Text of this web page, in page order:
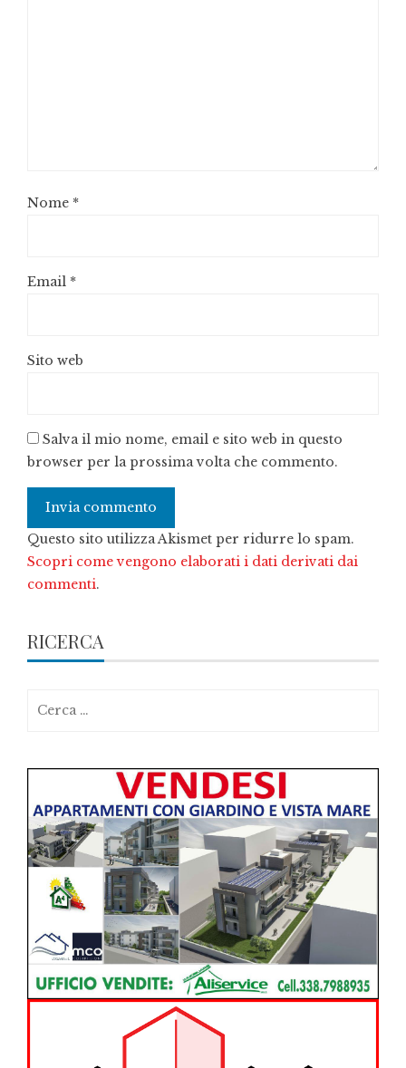
Nome *
Email *
Sito web
Salva il mio nome, email e sito web in questo
browser per la prossima volta che commento.
Questo sito utilizza Akismet per ridurre lo spam.
Scopri come vengono elaborati i dati derivati dai
commenti.
RICERCA